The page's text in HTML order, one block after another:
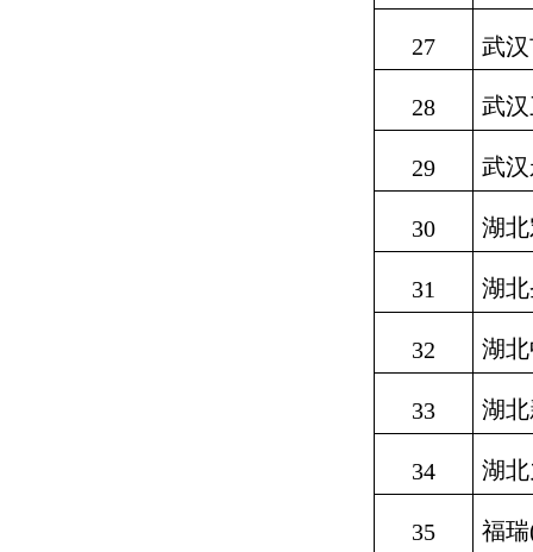
27 武
28 武
29 武
30 湖
31 湖
32 湖
33 湖
34 湖
35 福瑞